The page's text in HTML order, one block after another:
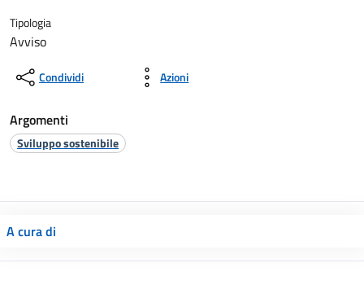
Tipologia
Avviso
Condividi Azioni
Argomenti
Sviluppo sostenibile
A cura di